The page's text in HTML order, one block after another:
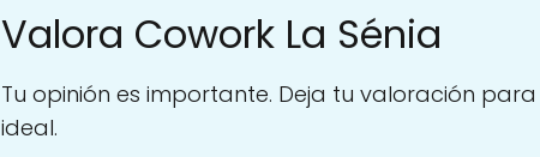
Valora Cowork La Sénia
Tu opinión es importante. Deja tu valoración
ideal.